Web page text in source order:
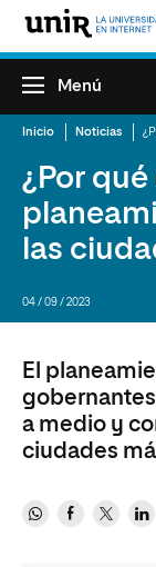
Menú
Inicio Noticias
¿Por qué
las
04 / 09 / 2023
El
a medio y
ciudades